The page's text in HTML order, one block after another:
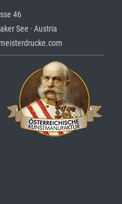
46
See · Austria